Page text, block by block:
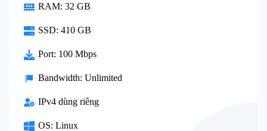
RAM: 32 GB
SSD: 410 GB
Port: 100 Mbps
Bandwidth: Unlimited
IPv4 dùng riêng
OS: Linux